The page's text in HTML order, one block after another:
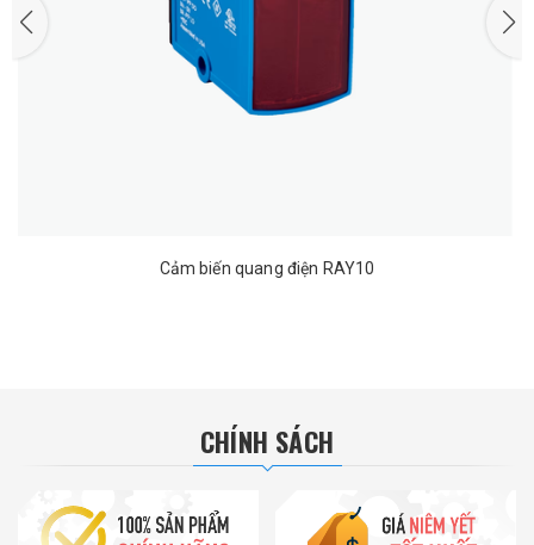
Cảm biến quang điện RAY10
CHÍNH SÁCH